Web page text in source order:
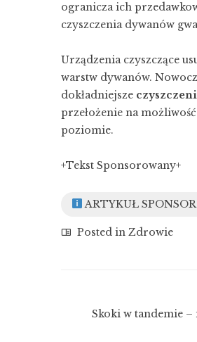
ogranicza ich
czyszczenia dywanów
Urządzenia czyszczące
warstw dywanów.
dokładniejsze
przełożenie na
poziomie.
+Tekst Sponsorowany+
ARTYKUŁ
Posted in Zdrowie
Skoki w tandemie